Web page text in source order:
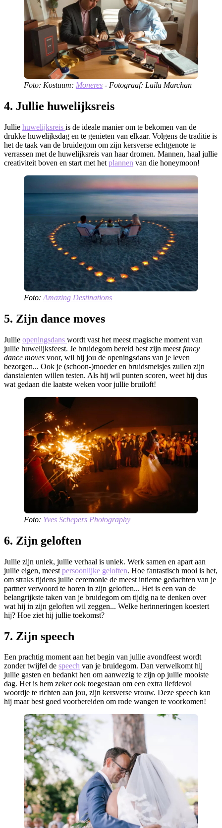
Foto: Kostuum: Moneres - Fotograaf: Laila Marchan
4. Jullie huwelijksreis
Jullie huwelijksreis is de ideale manier om te bekomen van de
drukke huwelijksdag en te genieten van elkaar. Volgens de traditie is
het de taak van de bruidegom om zijn kersverse echtgenote te
verrassen met de huwelijksreis van haar dromen. Mannen, haal jullie
creativiteit boven en start met het plannen van die honeymoon!
Foto:Amazing Destinations
5. Zijn dance moves
Jullie openingsdans wordt vast het meest magische moment van
jullie huwelijksfeest. Je bruidegom bereid best zijn meest fancy
dance moves voor, wil hij jou de openingsdans van je leven
bezorgen... Ook je (schoon-)moeder en bruidsmeisjes zullen zijn
danstalenten willen testen. Als hij wil punten scoren, weet hij dus
wat gedaan die laatste weken voor jullie bruiloft!
Foto: Yves Schepers Photography
6. Zijn geloften
Jullie zijn uniek, jullie verhaal is uniek. Werk samen en apart aan
jullie eigen, meest persoonlijke geloften. Hoe fantastisch mooi is het,
om straks tijdens jullie ceremonie de meest intieme gedachten van je
partner verwoord te horen in zijn geloften... Het is een van de
belangrijkste taken van je bruidegom om tijdig na te denken over
wat hij in zijn geloften wil zeggen... Welke herinneringen koestert
hij? Hoe ziet hij jullie toekomst?
7. Zijn speech
Een prachtig moment aan het begin van jullie avondfeest wordt
zonder twijfel de speech van je bruidegom. Dan verwelkomt hij
jullie gasten en bedankt hen om aanwezig te zijn op jullie mooiste
dag. Het is hem zeker ook toegestaan om een extra liefdevol
woordje te richten aan jou, zijn kersverse vrouw. Deze speech kan
hij maar best goed voorbereiden om rode wangen te voorkomen!